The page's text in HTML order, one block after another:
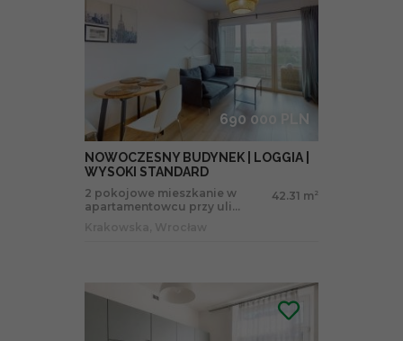
690 000 PLN
NOWOCZESNY BUDYNEK | LOGGIA |
WYSOKI STANDARD
2 pokojowe mieszkanie w
apartamentowcu przy uli...
42.31 m 2